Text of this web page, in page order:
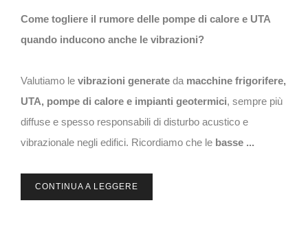
Come togliere il rumore delle pompe di calore e UTA
quando inducono anche le vibrazioni?
Valutiamo le vibrazioni generate da macchine frigorifere,
UTA, pompe di calore e impianti geotermici, sempre più
diffuse e spesso responsabili di disturbo acustico e
vibrazionale negli edifici. Ricordiamo che le basse ...
CONTINUA A LEGGERE